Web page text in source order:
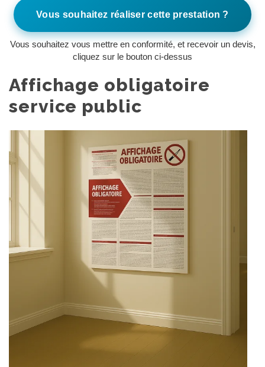
Vous souhaitez réaliser cette prestation ?
Vous souhaitez vous mettre en conformité, et recevoir un devis,
cliquez sur le bouton ci-dessus
Affichage obligatoire
service public